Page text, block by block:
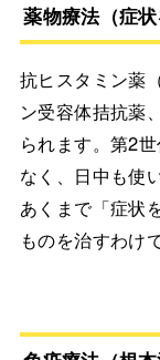
薬物療法（症状
抗ヒスタミン薬
ン受容体拮抗薬
られます。第2
なく、日中も使
あくまで「症状
ものを治すわけ